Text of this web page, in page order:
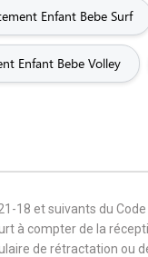
Enfant Bebe Surf
Enfant Bebe Volley
et suivants du
à compter de la
de rétractation ou